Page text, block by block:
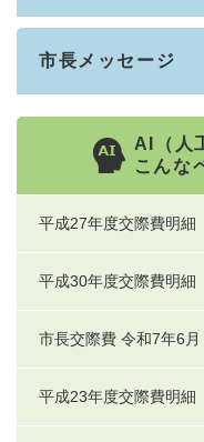
市長メッセージ
AI（人
こんな
平成27年度交際費明細
平成30年度交際費明細
市長交際費 令和7年6月
平成23年度交際費明細